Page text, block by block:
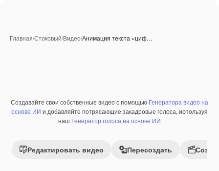
Главная/Стоковый/Видео/Анимация текста «циф…
ПремиумСозданные при помощи ИИ
Создавайте свои собственные видео с помощью Генератора видео на
основе ИИ и добавляйте потрясающие закадровые голоса, используя
наш Генератор голоса на основе ИИ
Редактировать видео Пересоздать